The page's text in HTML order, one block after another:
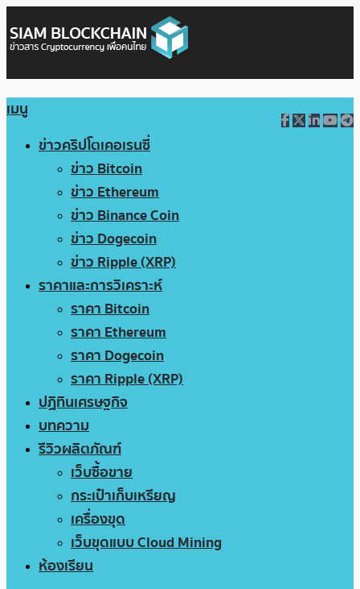
เมนู
ข่าวคริปโตเคอเรนซี่
ข่าว Bitcoin
ข่าว Ethereum
ข่าว Binance Coin
ข่าว Dogecoin
ข่าว Ripple (XRP)
ราคาและการวิเคราะห์
ราคา Bitcoin
ราคา Ethereum
ราคา Dogecoin
ราคา Ripple (XRP)
ปฏิทินเศรษฐกิจ
บทความ
รีวิวผลิตภัณฑ์
เว็บซื้อขาย
กระเป๋าเก็บเหรียญ
เครื่องขุด
เว็บขุดแบบ Cloud Mining
ห้องเรียน